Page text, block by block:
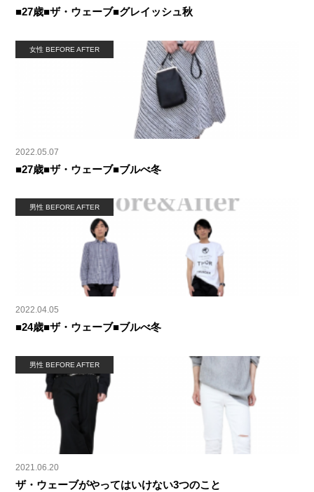
■27歳■ザ・ウェーブ■グレイッシュ秋
女性 BEFORE AFTER
2022.05.07
■27歳■ザ・ウェーブ■ブルべ冬
男性 BEFORE AFTER
2022.04.05
■24歳■ザ・ウェーブ■ブルべ冬
男性 BEFORE AFTER
2021.06.20
ザ・ウェーブがやってはいけない3つのこと